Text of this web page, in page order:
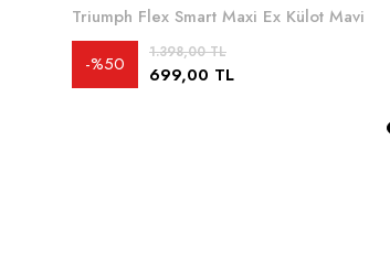
Triumph Flex Smart Maxi Ex Külot Mavi
699,00 TL
1.398,00 TL
%50